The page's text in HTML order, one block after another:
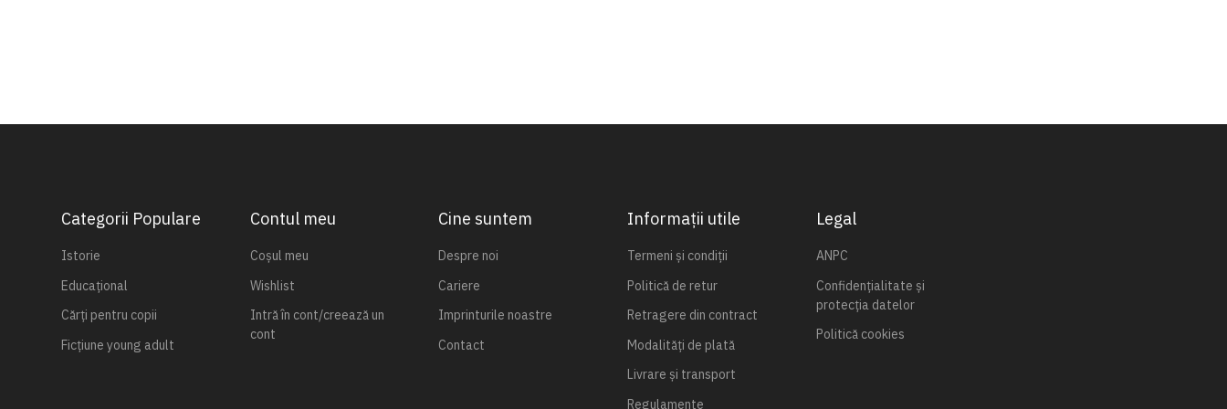
Categorii Populare
Istorie
Educațional
Cărți pentru copii
Ficțiune young adult
Contul meu
Coșul meu
Wishlist
Intră în cont/creează un
cont
Cine suntem
Despre noi
Cariere
Imprinturile noastre
Contact
Informații utile
Termeni și condiții
Politică de retur
Retragere din contract
Modalități de plată
Livrare și transport
Regulamente
Legal
ANPC
Confidențialitate și
protecția datelor
Politică cookies